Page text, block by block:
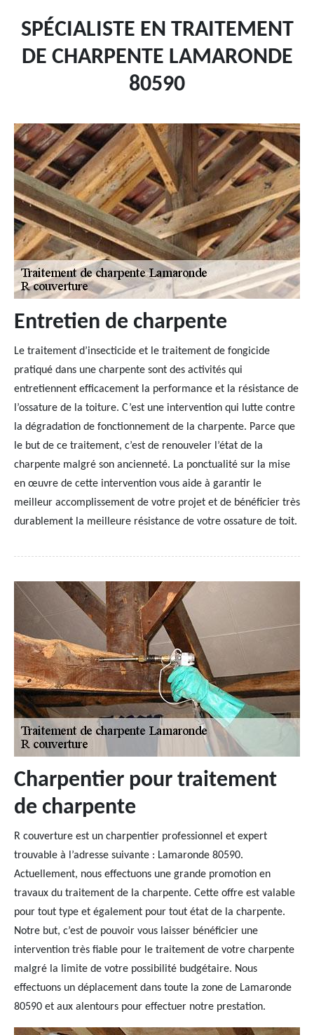
SPÉCIALISTE EN TRAITEMENT
DE CHARPENTE LAMARONDE
80590
Entretien de charpente
Le traitement d’insecticide et le traitement de fongicide
pratiqué dans une charpente sont des activités qui
entretiennent efficacement la performance et la résistance de
l’ossature de la toiture. C’est une intervention qui lutte contre
la dégradation de fonctionnement de la charpente. Parce que
le but de ce traitement, c’est de renouveler l’état de la
charpente malgré son ancienneté. La ponctualité sur la mise
en œuvre de cette intervention vous aide à garantir le
meilleur accomplissement de votre projet et de bénéficier très
durablement la meilleure résistance de votre ossature de toit.
Charpentier pour traitement
de charpente
R couverture est un charpentier professionnel et expert
trouvable à l’adresse suivante : Lamaronde 80590.
Actuellement, nous effectuons une grande promotion en
travaux du traitement de la charpente. Cette offre est valable
pour tout type et également pour tout état de la charpente.
Notre but, c’est de pouvoir vous laisser bénéficier une
intervention très fiable pour le traitement de votre charpente
malgré la limite de votre possibilité budgétaire. Nous
effectuons un déplacement dans toute la zone de Lamaronde
80590 et aux alentours pour effectuer notre prestation.